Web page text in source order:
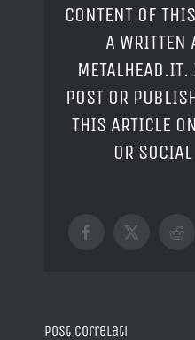
CONTENT OF
A WRITTEN
POST OR
THIS ARTICLE
OR
Facebook
X
Post correlati